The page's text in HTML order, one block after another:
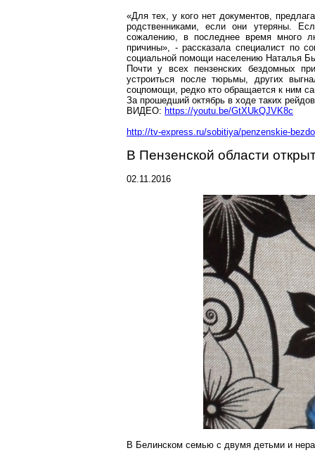
«Для тех, у кого нет документов,
родственниками, если они утеряны.
сожалению, в последнее время много
причины», - рассказала специалист по
социальной помощи населению Наталья
Почти у всех пензенских бездомных
устроиться после тюрьмы, других
соцпомощи, редко кто обращается к ним
За прошедший октябрь в ходе таких
ВИДЕО: https://youtu.be/GtXUkQJVK8c
http://tv-express.ru/sobitiya/penzenskie-
В Пензенской области
02.11.2016
В Белинском семью с двумя детьми и